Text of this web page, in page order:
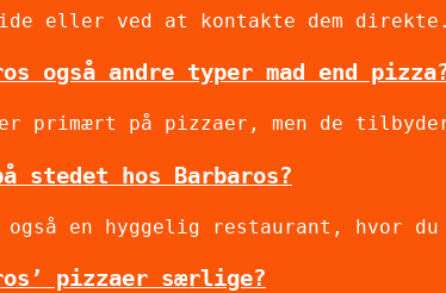
eller ved at kontakte dem direkte.
også andre typer mad end
primært på pizzaer, men de
stedet hos Barbaros?
også en hyggelig restaurant, hvor
pizzaer særlige?